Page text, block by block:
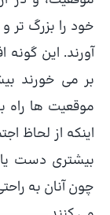
خود را بزرگ
آورند. این
بر می خورند
موقعیت ها راه
اینکه از لحاظ
بیشتری دست
چون آنان به